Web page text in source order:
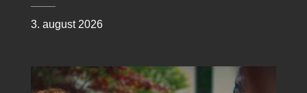
3. august 2026